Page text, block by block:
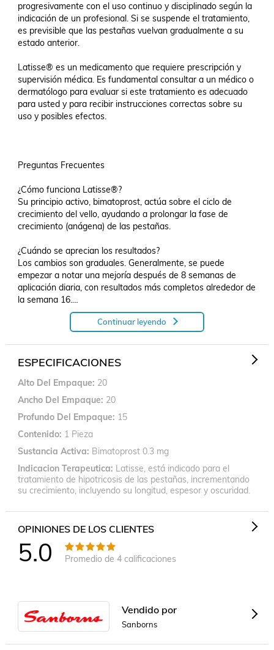
progresivamente con el uso continuo y disciplinado según la
indicación de un profesional. Si se suspende el tratamiento,
es previsible que las pestañas vuelvan gradualmente a su
estado anterior.
Latisse® es un medicamento que requiere prescripción y
supervisión médica. Es fundamental consultar a un médico o
dermatólogo para evaluar si este tratamiento es adecuado
para usted y para recibir instrucciones correctas sobre su
uso y posibles efectos.
Preguntas Frecuentes
¿Cómo funciona Latisse®?
Su principio activo, bimatoprost, actúa sobre el ciclo de
crecimiento del vello, ayudando a prolongar la fase de
crecimiento (anágena) de las pestañas.
¿Cuándo se aprecian los resultados?
Los cambios son graduales. Generalmente, se puede
empezar a notar una mejoría después de 8 semanas de
aplicación diaria, con resultados más completos alrededor de
la semana 16.
¿Qué pasa si olvido una aplicación?
programada a la noche siguiente. La constancia es clave.
La indicación de uso es exclusivamente para la base de las
pestañas superiores. No se debe aplicar en el ojo ni en el
¿Necesito receta médica para comprarlo?
Sí, Latisse® es un medicamento ético y su venta requiere
una receta médica. Es imprescindible la valoración de un
profesional de la salud.
Continuar leyendo
ESPECIFICACIONES
Alto Del Empaque 20
Ancho Del Empaque 20
Profundo Del Empaque
15
Contenido 1 Pieza
Sustancia Activa Bimatoprost 0.3 mg
Indicacion Terapeutica Latisse, está indicado para el
tratamiento de hipotricosis de las pestañas, incrementando
su crecimiento, incluyendo su longitud, espesor y oscuridad.
OPINIONES DE LOS CLIENTES
5.0 Promedio de 4calificaciones
Vendido por
Sanborns